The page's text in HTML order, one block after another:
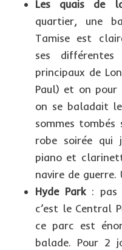
Les quais de
quartier, une
Tamise est
ses
principaux de
Paul) et on pour
on se baladait
sommes tombés
robe soirée qui
piano et
navire de guerre.
Hyde Park: pas
c’est le Central
ce parc est
balade. Pour 2